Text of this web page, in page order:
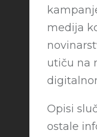
medija
utiču na
Opisi
ostale